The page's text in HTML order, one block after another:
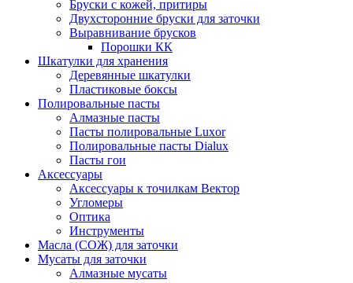
Бруски с кожей, притиры
Двухсторонние бруски для заточки
Выравнивание брусков
Порошки КК
Шкатулки для хранения
Деревянные шкатулки
Пластиковые боксы
Полировальные пасты
Алмазные пасты
Пасты полировальные Luxor
Полировальные пасты Dialux
Пасты гои
Аксессуары
Аксессуары к точилкам Вектор
Угломеры
Оптика
Инструменты
Масла (СОЖ) для заточки
Мусаты для заточки
Алмазные мусаты